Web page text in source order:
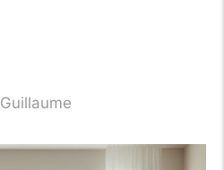
Guillaume